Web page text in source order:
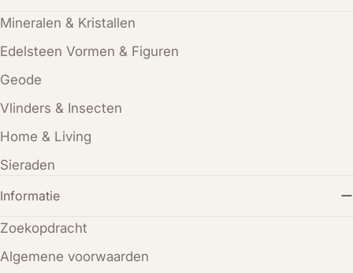
Mineralen & Kristallen
Edelsteen Vormen & Figuren
Geode
Vlinders & Insecten
Home & Living
Sieraden
Informatie
Zoekopdracht
Algemene voorwaarden